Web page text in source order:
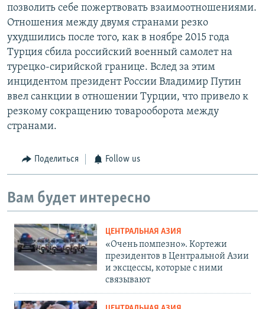
позволить себе пожертвовать взаимоотношениями.
Отношения между двумя странами резко
ухудшились после того, как в ноябре 2015 года
Турция сбила российский военный самолет на
турецко-сирийской границе. Вслед за этим
инцидентом президент России Владимир Путин
ввел санкции в отношении Турции, что привело к
резкому сокращению товарооборота между
странами.
Поделиться Follow us
Вам будет интересно
ЦЕНТРАЛЬНАЯ АЗИЯ
«Очень помпезно». Кортежи
президентов в Центральной Азии
и эксцессы, которые с ними
связывают